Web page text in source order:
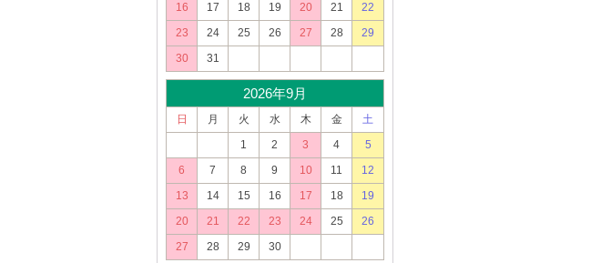
16
17 18 19 20 21
22
23
24 25 26 27 28
29
30
31
2026年9月
日 月 火 水 木 金
土
1
2 3 4
5
6
7 8 9 10 11
12
13
14 15 16 17 18
19
20
21 22 23 24 25
26
27
28 29 30